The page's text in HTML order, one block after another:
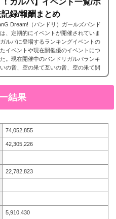
録/報酬まとめ
Dream!（バンドリ）ガールズバンド
、定期的にイベントが開催されていま
ルパに登場するランキングイベントの
イベントや現在開催優のイベントにつ
。現在開催中のバンドリガルパランキ
の音、空の果て互いの音、空の果て開
月31日15時 ～ 11月7日20時59分攻略情
まとめ報酬キャラ羽沢つぐみ 星3［2人
り 星2［不安に揺れる瞳］過去のバン
ングイベント一覧エフォート・イン...
結果
74,052,855
42,305,226
22,782,823
5,910,430